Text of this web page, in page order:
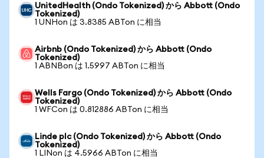
UnitedHealth (Ondo Tokenized) から Abbott (Ondo
Tokenized)
1 UNHon は 3.8385 ABTon に相当
Airbnb (Ondo Tokenized) から Abbott (Ondo
Tokenized)
1 ABNBon は 1.5997 ABTon に相当
Wells Fargo (Ondo Tokenized) から Abbott (Ondo
Tokenized)
1 WFCon は 0.812886 ABTon に相当
Linde plc (Ondo Tokenized) から Abbott (Ondo
Tokenized)
1 LINon は 4.5966 ABTon に相当